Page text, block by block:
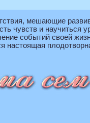
мешающие
чувств и научиться
событий своей
настоящая